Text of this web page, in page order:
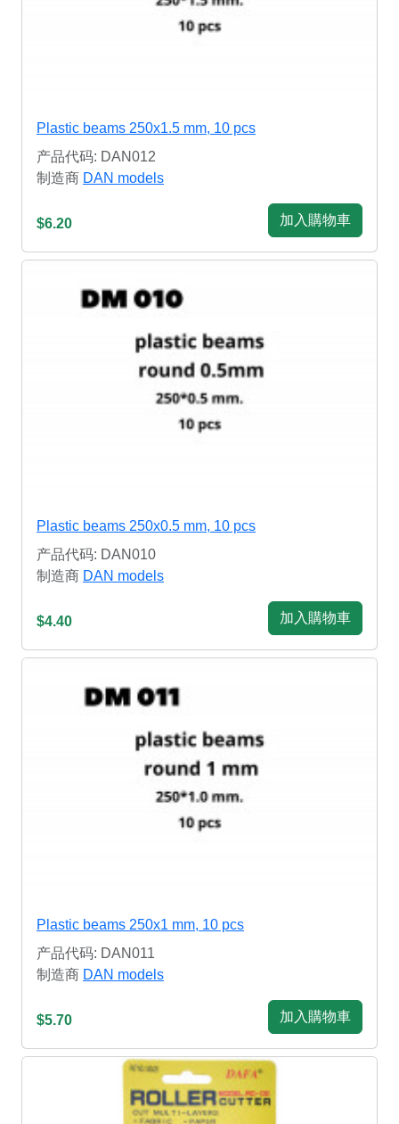
Plastic beams 250x1.5 mm, 10 pcs
产品代码: DAN012
制造商 DAN models
$6.20 加入購物車
Plastic beams 250x0.5 mm, 10 pcs
产品代码: DAN010
制造商 DAN models
$4.40 加入購物車
Plastic beams 250x1 mm, 10 pcs
产品代码: DAN011
制造商 DAN models
$5.70 加入購物車